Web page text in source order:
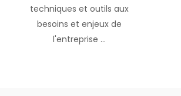
techniques et outils aux
besoins et enjeux de
l'entreprise ...